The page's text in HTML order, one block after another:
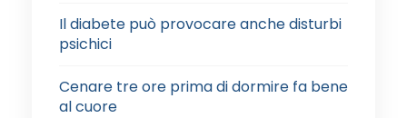
Il diabete può provocare anche disturbi
psichici
Cenare tre ore prima di dormire fa bene
al cuore